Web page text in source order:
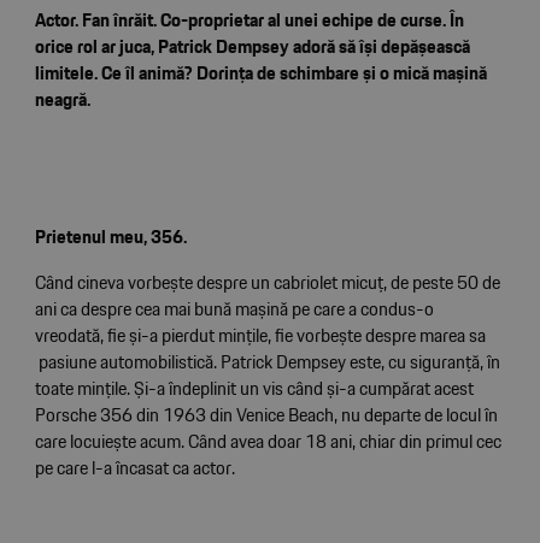
Actor. Fan înrăit. Co-proprietar al unei echipe de curse. În
orice rol ar juca, Patrick Dempsey adoră să își depășească
limitele. Ce îl animă? Dorinţa de schimbare și o mică mașină
neagră.
Prietenul meu, 356.
Când cineva vorbește despre un cabriolet micuţ, de peste 50 de
ani ca despre cea mai bună mașină pe care a condus-o
vreodată, fie și-a pierdut minţile, fie vorbește despre marea sa
pasiune automobilistică. Patrick Dempsey este, cu siguranţă, în
toate minţile. Și-a îndeplinit un vis când și-a cumpărat acest
Porsche 356 din 1963 din Venice Beach, nu departe de locul în
care locuiește acum. Când avea doar 18 ani, chiar din primul cec
pe care l-a încasat ca actor.